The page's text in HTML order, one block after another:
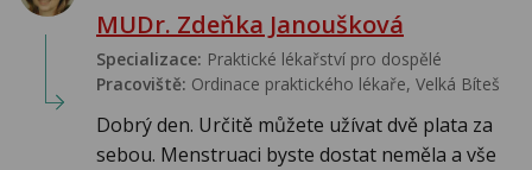
MUDr. Zdeňka Janoušková
Specializace: Praktické lékařství pro dospělé
Pracoviště: Ordinace praktického lékaře, Velká Bíteš
Dobrý den. Určitě můžete užívat dvě plata za
sebou. Menstruaci byste dostat neměla a vše